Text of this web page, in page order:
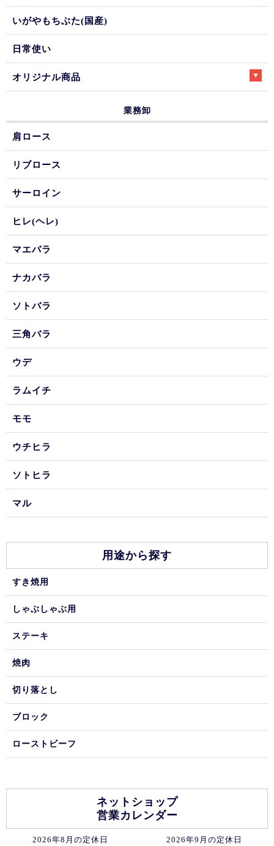
いがやもちぶた(国産)
日常使い
オリジナル商品
業務卸
肩ロース
リブロース
サーロイン
ヒレ(ヘレ)
マエバラ
ナカバラ
ソトバラ
三角バラ
ウデ
ラムイチ
モモ
ウチヒラ
ソトヒラ
マル
用途から探す
すき焼用
しゃぶしゃぶ用
ステーキ
焼肉
切り落とし
ブロック
ローストビーフ
ネットショップ
営業カレンダー
2026年8月の定休日 2026年9月の定休日